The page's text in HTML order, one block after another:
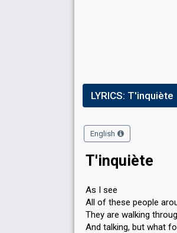
LYRICS: T'inquiète
English
T'inquiète
As I see
All of these people
They are walking
And talking, but what